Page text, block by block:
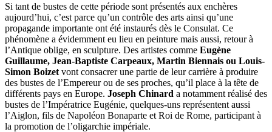
Si tant de bustes de cette période sont présentés aux enchères
aujourd’hui, c’est parce qu’un contrôle des arts ainsi qu’une
propagande importante ont été instaurés dès le Consulat. Ce
phénomène a évidemment eu lieu en peinture mais aussi, retour à
l’Antique oblige, en sculpture. Des artistes comme Eugène
Guillaume, Jean-Baptiste Carpeaux, Martin Biennais ou Louis-
Simon Boizet vont consacrer une partie de leur carrière à produire
des bustes de l’Empereur ou de ses proches, qu’il place à la tête de
différents pays en Europe. Joseph Chinard a notamment réalisé des
bustes de l’Impératrice Eugénie, quelques-uns représentent aussi
l’Aiglon, fils de Napoléon Bonaparte et Roi de Rome, participant à
la promotion de l’oligarchie impériale.